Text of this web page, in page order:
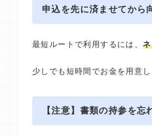
申込を先に済ませてから
最短ルートで利用するには、
少しでも短時間でお金を用意
【注意】書類の持参を忘